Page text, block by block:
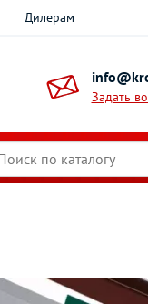
Дилерам
Задать